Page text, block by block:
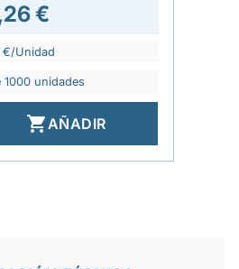
€
€/Unidad
1000 unidades
AÑADIR